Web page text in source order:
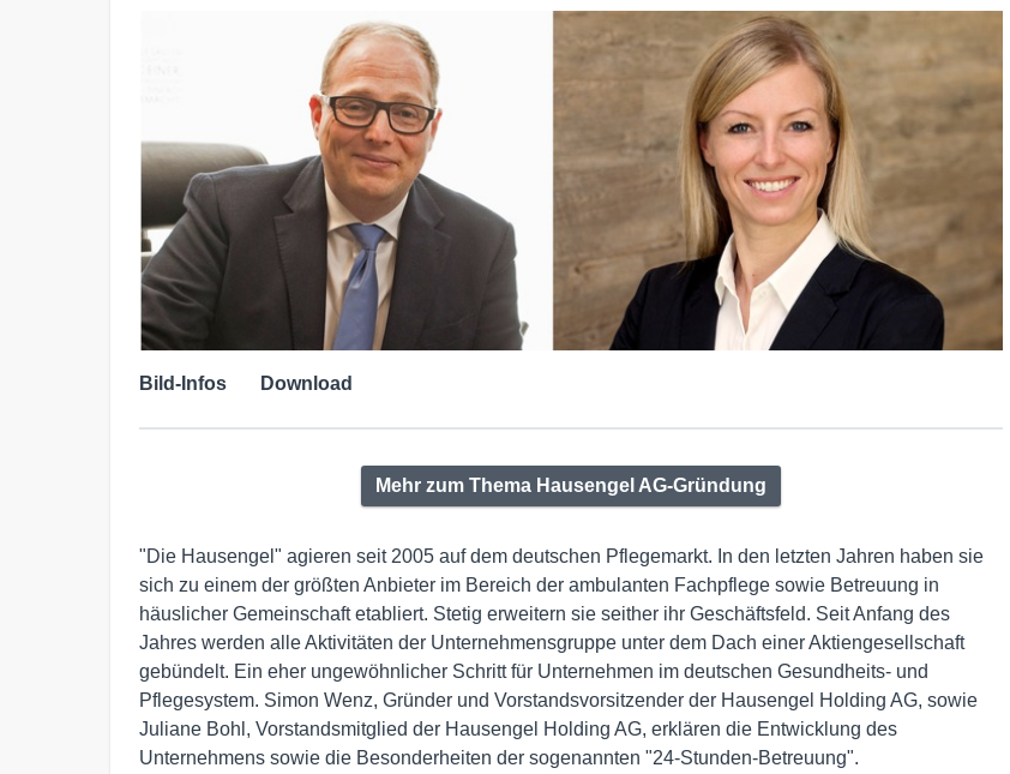
Bild-Infos Download
Mehr zum Thema Hausengel AG-Gründung
"Die Hausengel" agieren seit 2005 auf dem deutschen Pflegemarkt. In den letzten Jahren haben sie
sich zu einem der größten Anbieter im Bereich der ambulanten Fachpflege sowie Betreuung in
häuslicher Gemeinschaft etabliert. Stetig erweitern sie seither ihr Geschäftsfeld. Seit Anfang des
Jahres werden alle Aktivitäten der Unternehmensgruppe unter dem Dach einer Aktiengesellschaft
gebündelt. Ein eher ungewöhnlicher Schritt für Unternehmen im deutschen Gesundheits- und
Pflegesystem. Simon Wenz, Gründer und Vorstandsvorsitzender der Hausengel Holding AG, sowie
Juliane Bohl, Vorstandsmitglied der Hausengel Holding AG, erklären die Entwicklung des
Unternehmens sowie die Besonderheiten der sogenannten "24-Stunden-Betreuung".